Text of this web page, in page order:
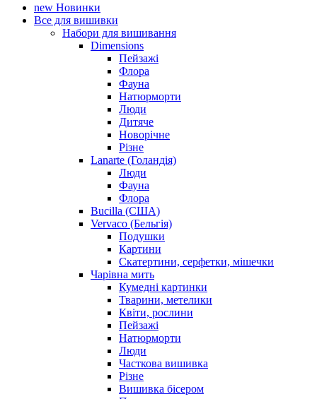
new Новинки
Все для вишивки
Набори для вишивання
Dimensions
Пейзажі
Флора
Фауна
Натюрморти
Люди
Дитяче
Новорічне
Різне
Lanarte (Голандія)
Люди
Фауна
Флора
Bucilla (США)
Vervaco (Бельгія)
Подушки
Картини
Скатертини, серфетки, мішечки
Чарiвна мить
Кумедні картинки
Тварини, метелики
Квіти, рослини
Пейзажі
Натюрморти
Люди
Часткова вишивка
Різне
Вишивка бісером